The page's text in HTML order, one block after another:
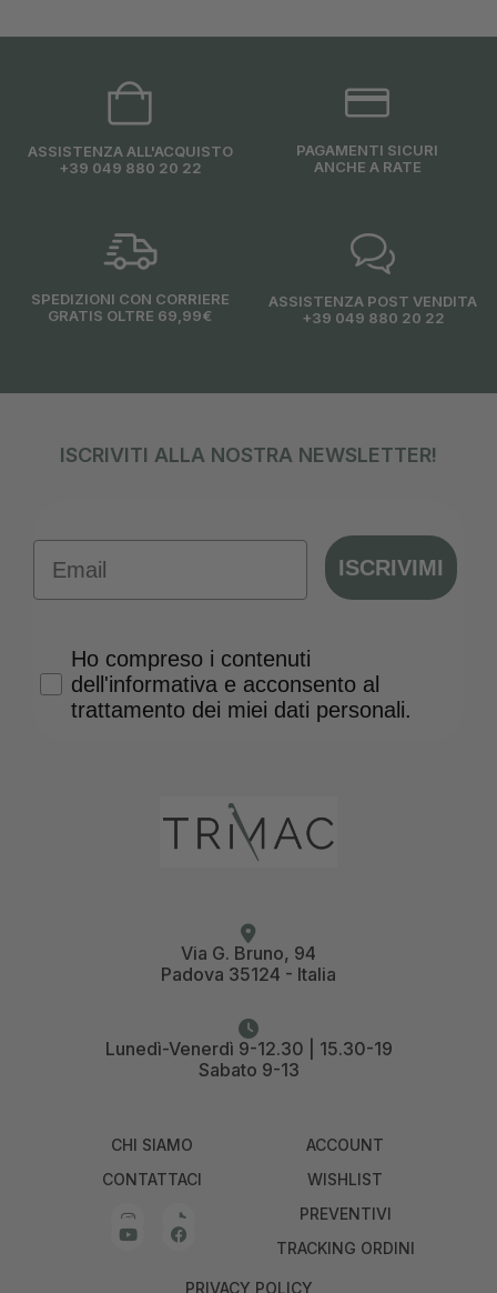
ASSISTENZA ALL'ACQUISTO
+39 049 880 20 22
PAGAMENTI SICURI
ANCHE A RATE
SPEDIZIONI CON CORRIERE
GRATIS OLTRE 69,99€
ASSISTENZA POST VENDITA
+39 049 880 20 22
ISCRIVITI ALLA NOSTRA NEWSLETTER!
ISCRIVIMI
Privacy Policy
Ho compreso i contenuti
dell'informativa e acconsento al
trattamento dei miei dati personali.
Via G. Bruno, 94
Padova 35124 - Italia
Lunedì-Venerdì 9-12.30 | 15.30-19
Sabato 9-13
CHI SIAMO
CONTATTACI
ACCOUNT
WISHLIST
PREVENTIVI
TRACKING ORDINI
PRIVACY POLICY